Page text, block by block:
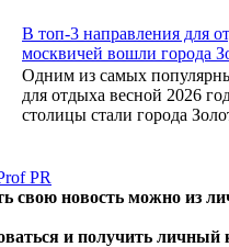
В топ-3 направления для
москвичей вошли города
Одним из самых
для отдыха весной 2026
столицы стали города
PR
свою новость можно из
и получить личный